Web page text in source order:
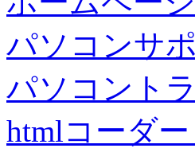
パソコンサ
パソコント
htmlコーダ